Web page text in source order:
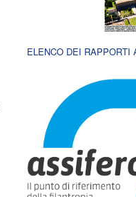
ELENCO DEI RAPPORTI